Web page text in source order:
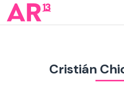
Cristián